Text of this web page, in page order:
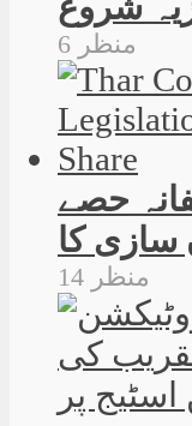
6 منظر
حصے
14 منظر